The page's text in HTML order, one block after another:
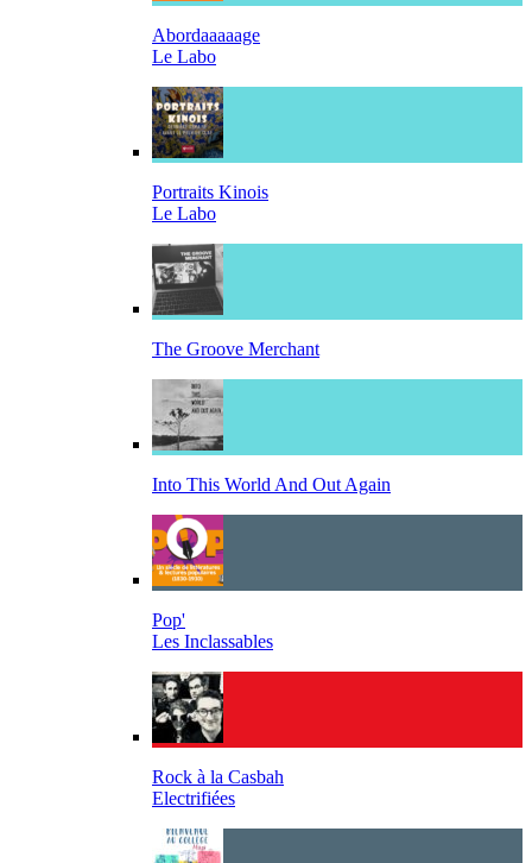
Abordaaaaage
Le Labo
Portraits Kinois
Le Labo
The Groove Merchant
Into This World And Out Again
Pop'
Les Inclassables
Rock à la Casbah
Electrifiées